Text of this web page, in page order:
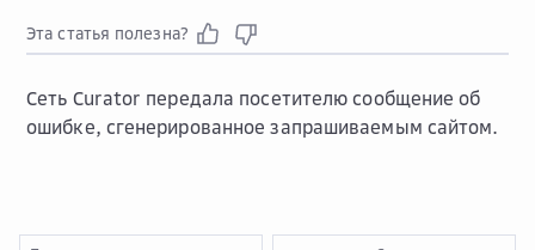
Эта статья полезна?
Сеть Curator передала посетителю сообщение об
ошибке, сгенерированное запрашиваемым сайтом.